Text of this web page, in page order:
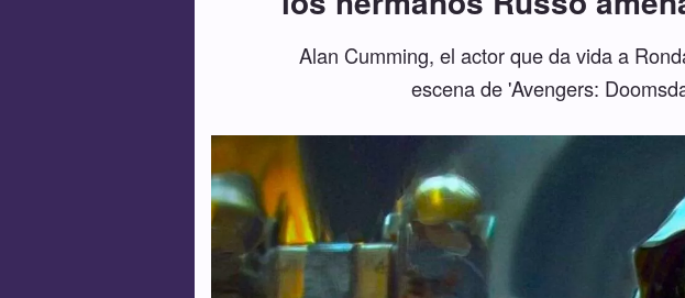
Alan Cumming, el actor que da vida a
escena de 'Avengers: